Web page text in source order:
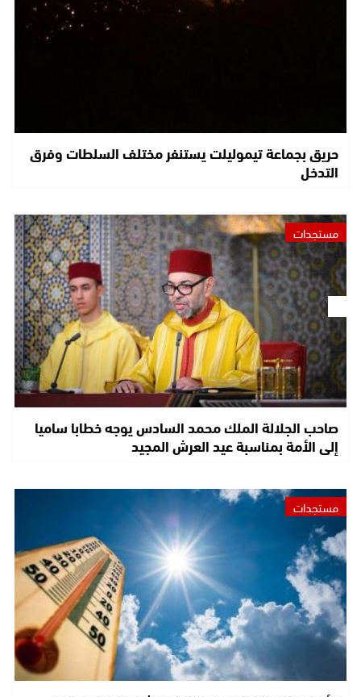
حريق بجماعة تيموليلت يستنفر مختلف السلطات وفرق
التدخل
مستجدات
صاحب الجلالة الملك محمد السادس يوجه خطابا ساميا
إلى الأمة بمناسبة عيد العرش المجيد
مستجدات